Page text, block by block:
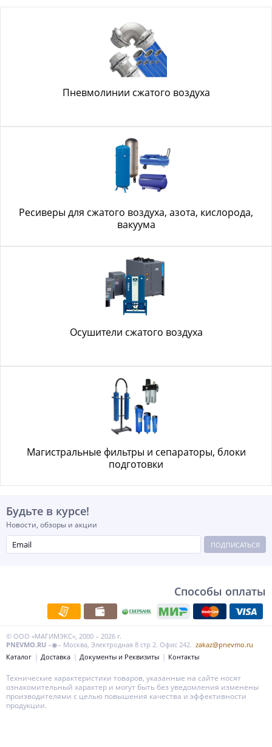
Пневмолинии сжатого воздуха
Ресиверы для сжатого воздуха, азота, кислорода,
вакуума
Осушители сжатого воздуха
Магистральные фильтры и сепараторы, блоки
подготовки
Будьте в курсе!
Новости, обзоры и акции
ПОДПИСАТЬСЯ
Способы оплаты
© ООО «МАГИМЭКС», 2000 – 2026 г.
PNEVMO.RU –◉– Москва, Электродная 8 стр 2. Офис 242. zakaz@pnevmo.ru
Каталог
Доставка Документы и Реквизиты Контакты
Технические характеристики товаров, указанные на сайте носят
ознакомительный характер и могут быть без уведомления изменены
производителями с целью повышения качества и эффективности
продукции.